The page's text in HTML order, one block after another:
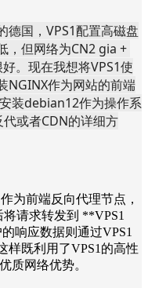
德国，VPS1配置高磁盘
，但网络为CN2 gia +
。现在我想将VPS1使
NGINX作为网站的前端
装debian12作为操作系
或者CDN的详细方
为前端反向代理节点，
请求转发到 **VPS1
响应数据则通过VPS1
样既利用了VPS1的高性
质网络优势。